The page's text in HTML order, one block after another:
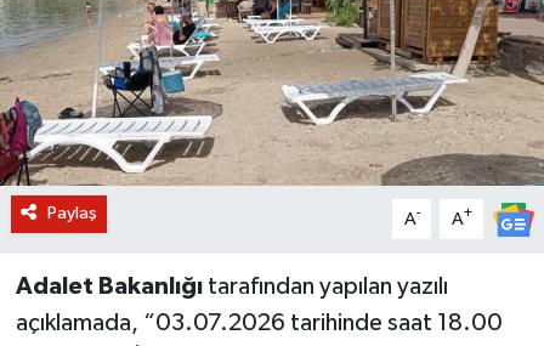
Paylaş A- A+
Adalet Bakanlığı tarafından yapılan yazılı
açıklamada, “03.07.2026 tarihinde saat 18.00
OTOMOBİL
KURUMSAL